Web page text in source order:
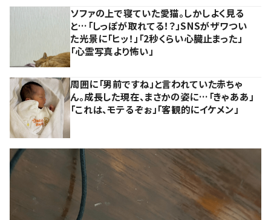
ソファの上で寝ていた愛猫。しかしよく見る
と…「しっぽが取れてる！？」SNSがザワつい
た光景に「ヒッ！」「2秒くらい心臓止まった」
「心霊写真より怖い」
周囲に「男前ですね」と言われていた赤ちゃ
ん。成長した現在、まさかの姿に…「きゃああ」
「これは、モテるぞぉ」「客観的にイケメン」